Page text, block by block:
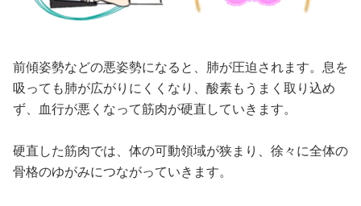
前傾姿勢などの悪姿勢になると、肺が圧迫されます。息を
吸っても肺が広がりにくくなり、酸素もうまく取り込め
ず、血行が悪くなって筋肉が硬直していきます。
硬直した筋肉では、体の可動領域が狭まり、徐々に全体の
骨格のゆがみにつながっていきます。